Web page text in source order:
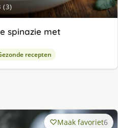
(3)
spinazie met
recepten
Maak favoriet6